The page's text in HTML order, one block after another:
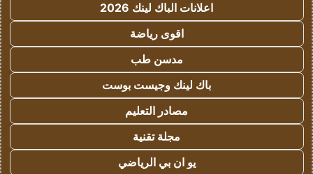
اعلانات الباك لينك 2026
اقوى رياضة
مدسن طب
باك لينك وجيست بوست
مصادر التعليم
مجلة تقنية
يو ان بي الرياضي